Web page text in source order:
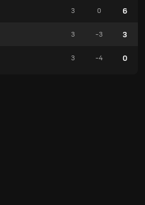
3 0 6
3 -3 3
3 -4 0